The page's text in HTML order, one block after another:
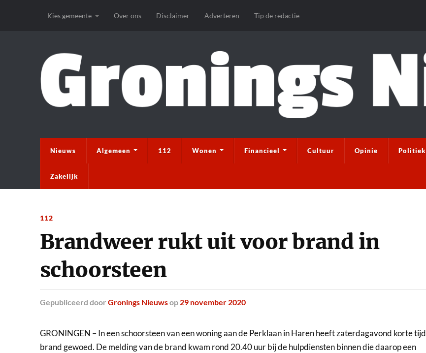
Kies gemeente Over ons Disclaimer Adverteren Tip de redactie
Nieuws Algemeen 112 Wonen Financieel Cultuur Opinie Politiek
Zakelijk
112
Brandweer rukt uit voor brand in
schoorsteen
Gepubliceerd door Gronings Nieuwsop 29 november 2020
GRONINGEN – In een schoorsteen van een woning aan de Perklaan in Haren heeft zaterdagavond korte tijd
brand gewoed. De melding van de brand kwam rond 20.40 uur bij de hulpdiensten binnen die daarop een